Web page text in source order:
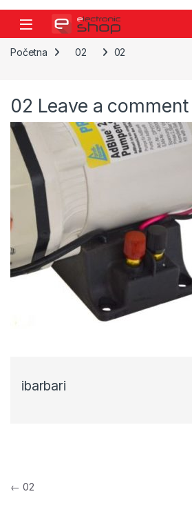
Skip to navigation
Skip to content
Početna 02 02
02 Leave a comment
ibarbari
Navigacija objava
← 02